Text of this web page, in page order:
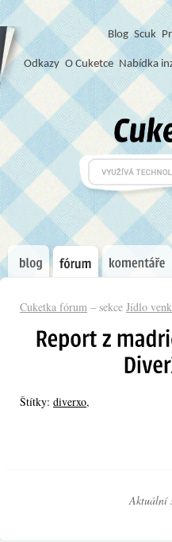
Blog Scuk
Odkazy O Cuketce Nabídka
Cuketka fórum – sekce Jídlo
Štítky: diverxo,
Aktuální